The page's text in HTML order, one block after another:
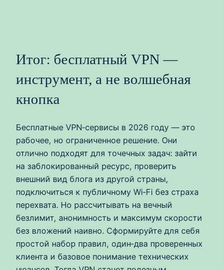
Итог: бесплатный VPN —
инструмент, а не волшебная
кнопка
Бесплатные VPN‑сервисы в 2026 году — это
рабочее, но ограниченное решение. Они
отлично подходят для точечных задач: зайти
на заблокированный ресурс, проверить
внешний вид блога из другой страны,
подключиться к публичному Wi‑Fi без страха
перехвата. Но рассчитывать на вечный
безлимит, анонимность и максимум скорости
без вложений наивно. Сформируйте для себя
простой набор правил, один‑два проверенных
клиента и базовое понимание технических